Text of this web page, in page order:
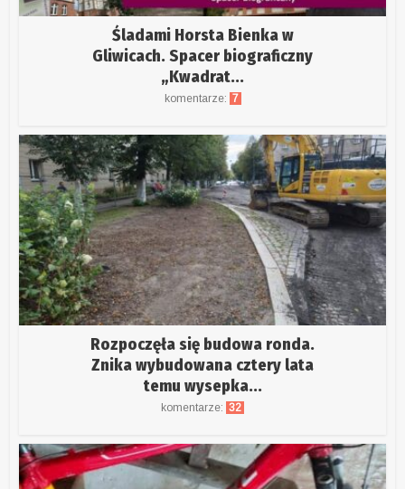
Śladami Horsta Bienka w
Gliwicach. Spacer biograficzny
„Kwadrat...
komentarze: 7
Rozpoczęła się budowa ronda.
Znika wybudowana cztery lata
temu wysepka...
komentarze: 32